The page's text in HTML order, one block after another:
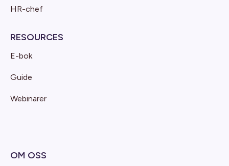
HR-chef
RESOURCES
E-bok
Guide
Webinarer
OM OSS